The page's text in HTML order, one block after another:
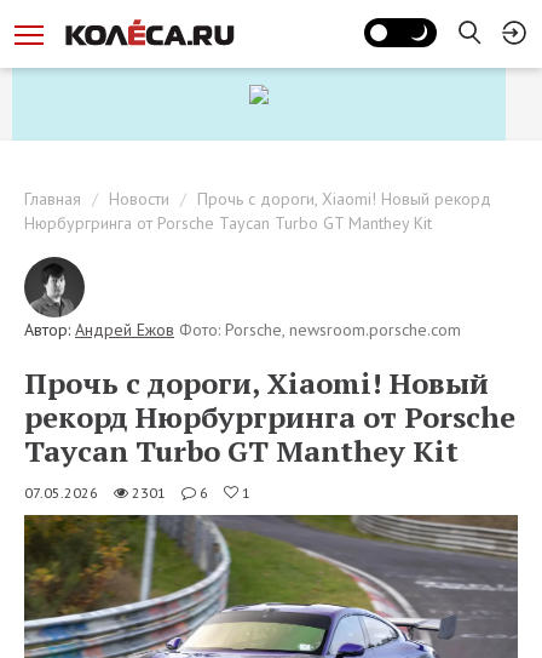
Главная Новости
Прочь с дороги, Xiaomi! Новый рекорд
Нюрбургринга от Porsche Taycan Turbo GT Manthey Kit
Автор: Андрей Ежов Фото: Porsche, newsroom.porsche.com
Прочь с дороги, Xiaomi! Новый
рекорд Нюрбургринга от Porsche
Taycan Turbo GT Manthey Kit
07.05.2026 2301 6 1